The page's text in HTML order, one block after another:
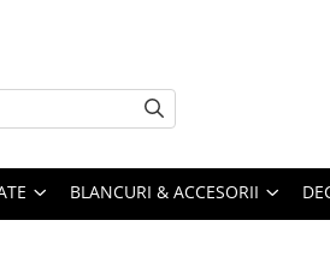
BLANCURI & ACCESORII